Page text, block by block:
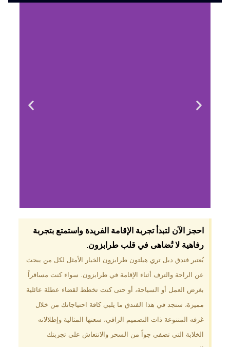
لماذا تختار فندق دبل
تري هيلتون
طرابزون؟
موقع مميز في قلب طرابزون بالقرب
من أهم المعالم السياحية. إطلالات
الخضراء. مرافق متكاملة تشمل
مسبحًا داخليًا، سبا، صالة ألعاب
رياضية، ومطاعم عالمية.
احجز الآن لتبدأ تجربة الإقامة الفريدة واستمتع بتجربة
رفاهية لا تُضاهى في قلب طرابزون.​
يُعتبر فندق دبل تري هيلتون طرابزون الخيار الأمثل لكل من يبحث
عن الراحة والترف أثناء الإقامة في طرابزون. سواء كنت مسافراً
بغرض العمل أو السياحة، أو حتى كنت تخطط لقضاء عطلة عائلية
مميزة، ستجد في هذا الفندق ما يلبي كافة احتياجاتك من خلال
غرفه المتنوعة ذات التصميم الراقي، سعتها المثالية وإطلالاته
الخلابة التي تضفي جواً من السحر والانتعاش على تجربتك